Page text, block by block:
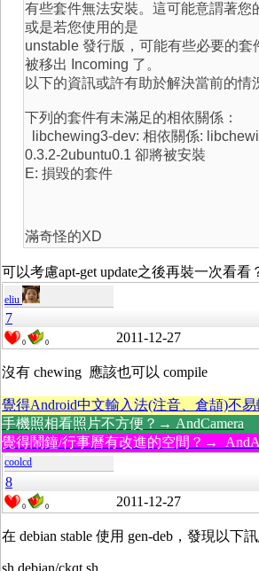
有些套件無法安裝。這可能意謂著您
或是若您使用的是
unstable 發行版，可能有些必要的套
被移出 Incoming 了。
以下的資訊或許有助於解決當前的情
下列的套件有未滿足的相依關係：
libchewing3-dev: 相依關係:
0.3.2-2ubuntu0.1 卻將被安裝
E: 損毀的套件
滿奇怪的XD
可以考慮apt-get update之後再裝一次看看
eliu
7
0 0 2011-12-27
沒有 chewing 應該也可以 compile
覺得Android中文輸入法(注音、倉頡)不
手機照相看照片不方便？→ AndCamera
覺得鬧鐘/行事曆有改進的空間？→
coolcd
8
0 0 2011-12-27
在 debian stable 使用 gen-deb，發現以下